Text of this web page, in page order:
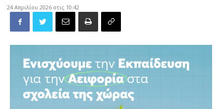
24 Απριλίου 2026 στις 10:42